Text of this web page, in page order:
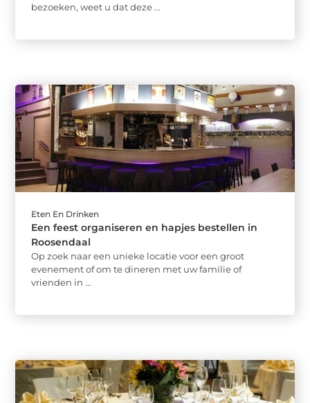
bezoeken, weet u dat deze ...
Eten En Drinken
Een feest organiseren en hapjes bestellen in
Roosendaal
Op zoek naar een unieke locatie voor een groot
evenement of om te dineren met uw familie of
vrienden in ...